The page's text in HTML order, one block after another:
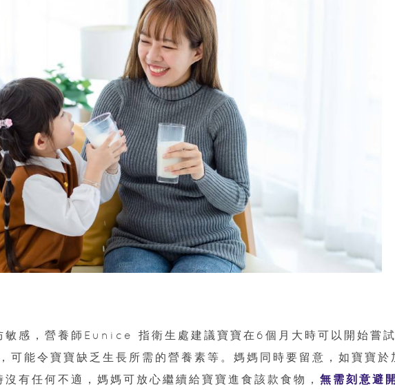
敏感，營養師Eunice 指衛生處建議寶寶在6個月大時可以開始嘗
可能令寶寶缺乏生長所需的營養素等。媽媽同時要留意，如寶寶於
有任何不適，媽媽可放心繼續給寶寶進食該款食物， 無需刻意避